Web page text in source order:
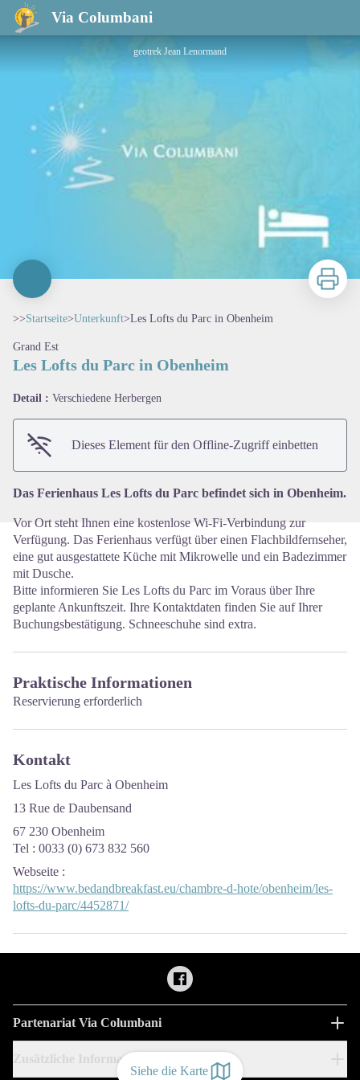
Via Columbani
Les Lofts du Parc in Obenheim
Siehe die Karte
geotrek Jean Lenormand
Zu
>>Startseite>Unterkunft>Les Lofts du Parc in Obenheim
Grand Est
Les Lofts du Parc in Obenheim
Detail : Verschiedene Herbergen
Dieses Element für den Offline-Zugriff einbetten
Das Ferienhaus Les Lofts du Parc befindet sich in Obenheim.
Vor Ort steht Ihnen eine kostenlose Wi-Fi-Verbindung zur
Verfügung. Das Ferienhaus verfügt über einen Flachbildfernseher,
eine gut ausgestattete Küche mit Mikrowelle und ein Badezimmer
mit Dusche.
Bitte informieren Sie Les Lofts du Parc im Voraus über Ihre
geplante Ankunftszeit. Ihre Kontaktdaten finden Sie auf Ihrer
Buchungsbestätigung. Schneeschuhe sind extra.
Praktische Informationen
Reservierung erforderlich
Kontakt
Les Lofts du Parc à Obenheim
13 Rue de Daubensand
67 230 Obenheim
Tel : 0033 (0) 673 832 560
Webseite :
https://www.bedandbreakfast.eu/chambre-d-hote/obenheim/les-
lofts-du-parc/4452871/
Partenariat Via Columbani
Zusätzliche Informationen